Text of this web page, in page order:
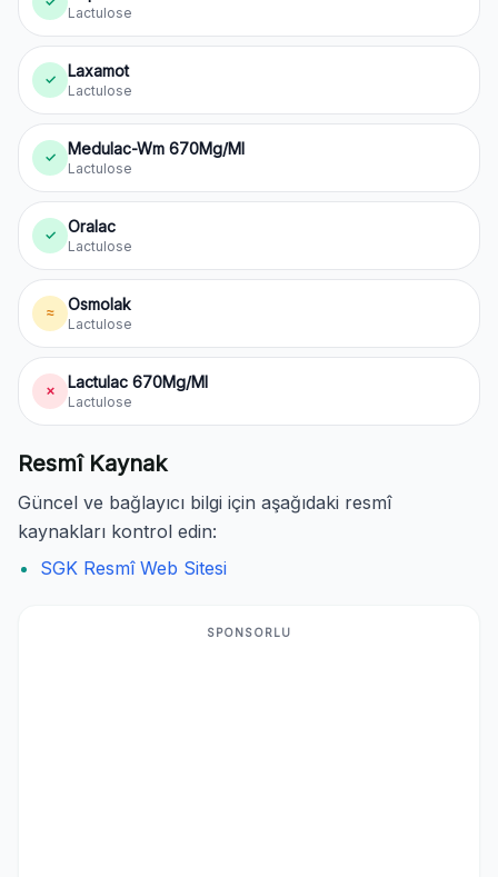
Lactulose
✓ Laxamot
Lactulose
✓ Medulac-Wm 670Mg/Ml
Lactulose
✓ Oralac
Lactulose
≈ Osmolak
Lactulose
✗ Lactulac 670Mg/Ml
Lactulose
Resmî Kaynak
Güncel ve bağlayıcı bilgi için aşağıdaki resmî
kaynakları kontrol edin:
SGK Resmî Web Sitesi
SPONSORLU